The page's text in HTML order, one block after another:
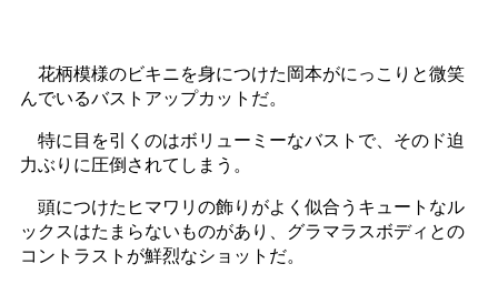
花柄模様のビキニを身につけた岡本がにっこりと微笑
んでいるバストアップカットだ。
特に目を引くのはボリューミーなバストで、そのド迫
力ぶりに圧倒されてしまう。
頭につけたヒマワリの飾りがよく似合うキュートなル
ックスはたまらないものがあり、グラマラスボディとの
コントラストが鮮烈なショットだ。